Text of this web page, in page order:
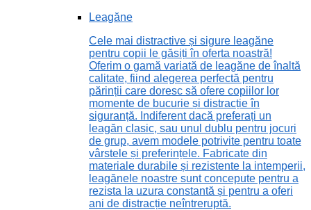
Leagăne
Cele mai distractive și sigure leagăne
pentru copii le găsiți în oferta noastră!
Oferim o gamă variată de leagăne de înaltă
calitate, fiind alegerea perfectă pentru
părinții care doresc să ofere copiilor lor
momente de bucurie și distracție în
siguranță. Indiferent dacă preferați un
leagăn clasic, sau unul dublu pentru jocuri
de grup, avem modele potrivite pentru toate
vârstele și preferințele. Fabricate din
materiale durabile și rezistente la intemperii,
leagănele noastre sunt concepute pentru a
rezista la uzura constantă și pentru a oferi
ani de distracție neîntreruptă.